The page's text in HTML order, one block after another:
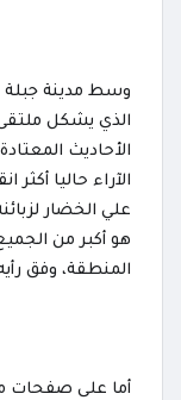
وسط مدينة جبلة
الذي يشكل ملتقى
الأحاديث
الآراء حاليا أكثر
علي الخضار
هو أكبر من
المنطقة، وفق
أما على صفحات